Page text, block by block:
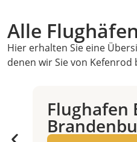
Alle Flughäfen
Hier erhalten Sie eine
denen wir Sie von Kefenrod
Flughafen